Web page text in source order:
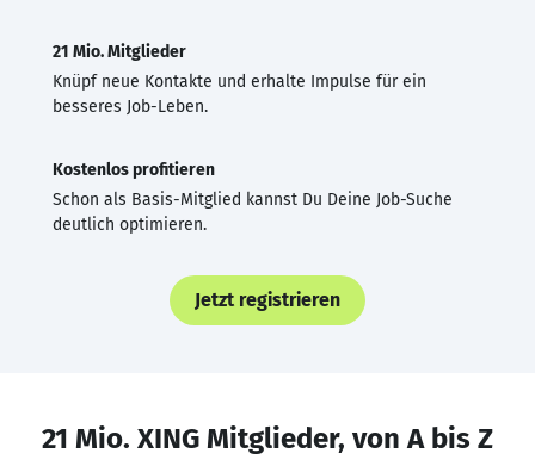
21 Mio. Mitglieder
Knüpf neue Kontakte und erhalte Impulse für ein
besseres Job-Leben.
Kostenlos profitieren
Schon als Basis-Mitglied kannst Du Deine Job-Suche
deutlich optimieren.
Jetzt registrieren
21 Mio. XING Mitglieder, von A bis Z